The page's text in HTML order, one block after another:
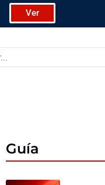
Ver
Guía